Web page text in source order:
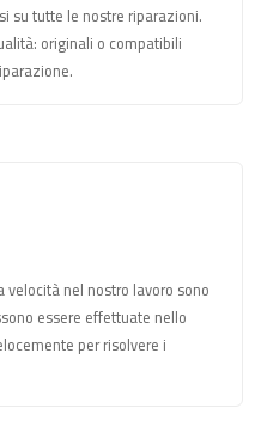
su tutte le nostre riparazioni.
originali o compatibili
nel nostro lavoro sono
essere effettuate nello
per risolvere i